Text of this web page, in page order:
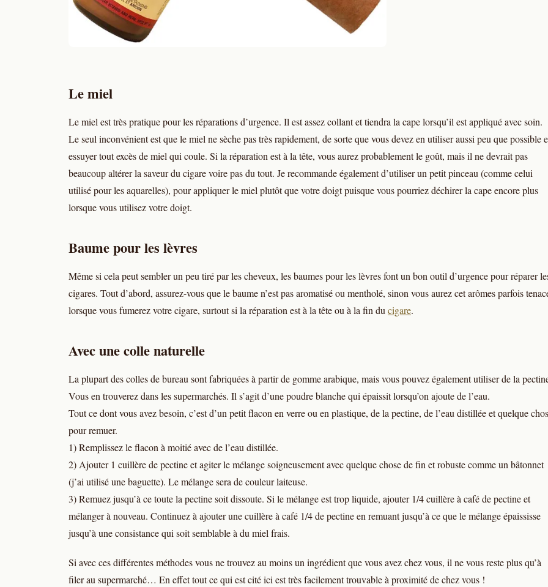
Le miel
Le miel est très pratique pour les réparations d’urgence. Il est assez collant et tiendra la cape lorsqu’il est appliqué avec soin.
Le seul inconvénient est que le miel ne sèche pas très rapidement, de sorte que vous devez en utiliser aussi peu que possible
essuyer tout excès de miel qui coule. Si la réparation est à la tête, vous aurez probablement le goût, mais il ne devrait pas
beaucoup altérer la saveur du cigare voire pas du tout. Je recommande également d’utiliser un petit pinceau (comme celui
utilisé pour les aquarelles), pour appliquer le miel plutôt que votre doigt puisque vous pourriez déchirer la cape encore plus
lorsque vous utilisez votre doigt.
Baume pour les lèvres
Même si cela peut sembler un peu tiré par les cheveux, les baumes pour les lèvres font un bon outil d’urgence pour réparer
cigares. Tout d’abord, assurez-vous que le baume n’est pas aromatisé ou mentholé, sinon vous aurez cet arômes parfois
lorsque vous fumerez votre cigare, surtout si la réparation est à la tête ou à la fin ducigare.
Avec une colle naturelle
La plupart des colles de bureau sont fabriquées à partir de gomme arabique, mais vous pouvez également utiliser de la
Vous en trouverez dans les supermarchés. Il s’agit d’une poudre blanche qui épaissit lorsqu’on ajoute de l’eau.
Tout ce dont vous avez besoin, c’est d’un petit flacon en verre ou en plastique, de la pectine, de l’eau distillée et quelque
pour remuer.
1) Remplissez le flacon à moitié avec de l’eau distillée.
2) Ajouter 1 cuillère de pectine et agiter le mélange soigneusement avec quelque chose de fin et robuste comme un bâtonnet
(j’ai utilisé une baguette). Le mélange sera de couleur laiteuse.
3) Remuez jusqu’à ce toute la pectine soit dissoute. Si le mélange est trop liquide, ajouter 1/4 cuillère à café de pectine et
mélanger à nouveau. Continuez à ajouter une cuillère à café 1/4 de pectine en remuant jusqu’à ce que le mélange épaississe
jusqu’à une consistance qui soit semblable à du miel frais.
Si avec ces différentes méthodes vous ne trouvez au moins un ingrédient que vous avez chez vous, il ne vous reste plus qu’à
filer au supermarché… En effet tout ce qui est cité ici est très facilement trouvable à proximité de chez vous !